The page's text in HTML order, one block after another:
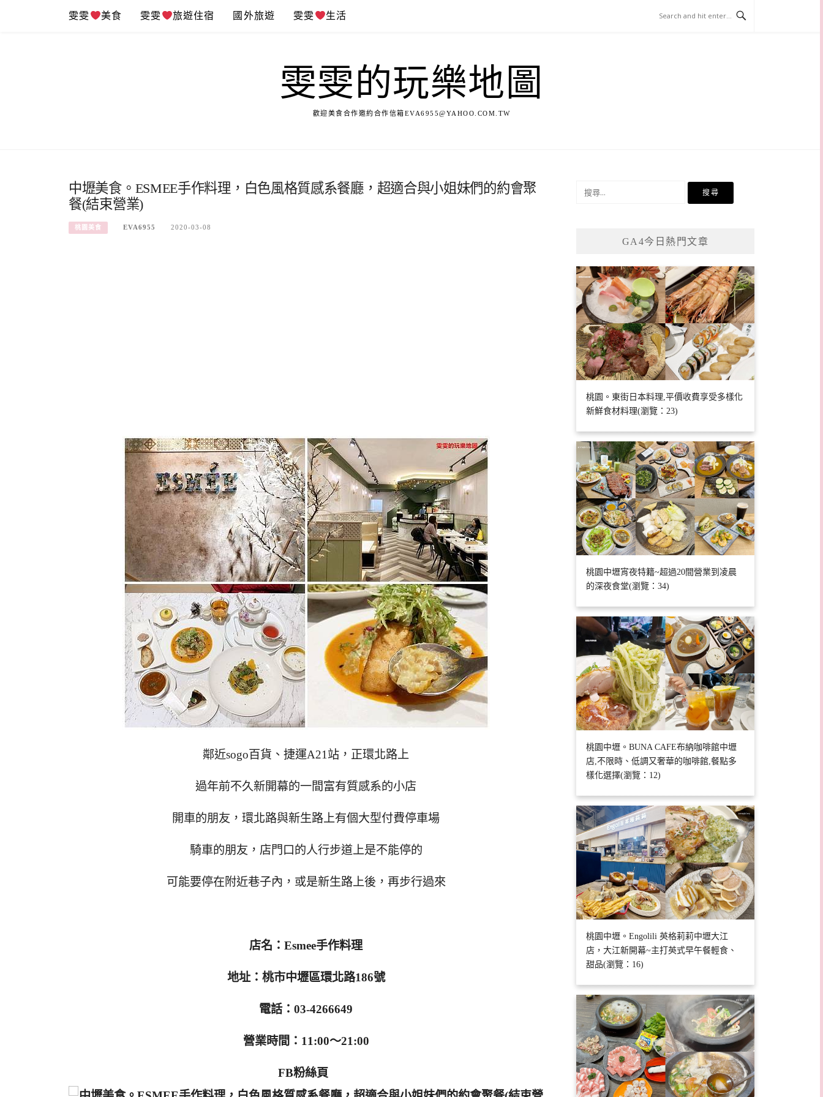
雯雯 美食 雯雯 旅遊住宿 國外旅遊 雯雯 生活
雯雯的玩樂地圖
歡迎美食合作邀約合作信箱EVA6955@YAHOO.COM.TW
中壢美食。ESMEE手作料理，白色風格質感系餐廳，超適合與小姐妹們的約會聚
餐(結束營業)
桃園美食 EVA6955 2020-03-08
鄰近sogo百貨 、捷運A21站 ，正環北路上
過年前不久新開幕的一間富有質感系的小店
開車的朋友，環北路與新生路上有個大型付費停車場
騎車的朋友，店門口的人行步道上是不能停的
可能要停在附近巷子內，或是新生路上後，再步行過來
店名：Esmee手作料理
地址：桃市中壢區環北路186號
電話：03-4266649
營業時間：11:00～21:00
FB粉絲頁
GA4今日熱門文章
桃園。東街日本料理,平價收費享受多樣化
新鮮食材料理(瀏覽：23)
桃園中壢宵夜特籍~超過20間營業到凌晨
的深夜食堂(瀏覽：34)
桃園中壢。BUNA CAFE布納咖啡館中壢
店,不限時、低調又奢華的咖啡館,餐點多
樣化選擇(瀏覽：12)
桃園中壢。Engolili 英格莉莉中壢大江
店，大江新開幕~主打英式早午餐輕食、
甜品(瀏覽：16)